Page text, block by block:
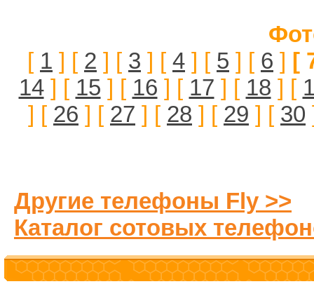
[ 1 ] [ 2 ] [ 3 ] [ 4 ] [ 5 ] [ 6 ] [
14] [ 15 ] [ 16 ] [ 17 ] [ 18 ] [
] [ 26 ] [ 27 ] [ 28 ] [ 29 ] [ 30
Другие телефоны Fly >>
Каталог сотовых